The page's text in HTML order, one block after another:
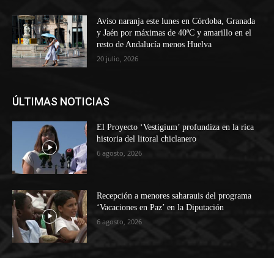
Aviso naranja este lunes en Córdoba, Granada
y Jaén por máximas de 40ºC y amarillo en el
resto de Andalucía menos Huelva
20 julio, 2026
ÚLTIMAS NOTICIAS
El Proyecto ‘Vestigium’ profundiza en la rica
historia del litoral chiclanero
6 agosto, 2026
Recepción a menores saharauis del programa
‘Vacaciones en Paz’ en la Diputación
6 agosto, 2026